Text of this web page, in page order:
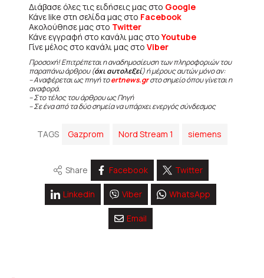
Διάβασε όλες τις ειδήσεις μας στο Google
Κάνε like στη σελίδα μας στο Facebook
Ακολούθησε μας στο Twitter
Κάνε εγγραφή στο κανάλι μας στοYoutube
Γίνε μέλος στο κανάλι μας στο Viber
Προσοχή! Επιτρέπεται η αναδημοσίευση των πληροφοριών του
παραπάνω άρθρου (όχι αυτολεξεί) ή μέρους αυτών μόνο αν:
– Αναφέρεται ως πηγή τοertnews.grστο σημείο όπου γίνεται η
αναφορά.
– Στο τέλος του άρθρου ως Πηγή
– Σε ένα από τα δύο σημεία να υπάρχει ενεργός σύνδεσμος
TAGS Gazprom Nord Stream 1 siemens
Share Facebook Twitter
Linkedin Viber WhatsApp
Email